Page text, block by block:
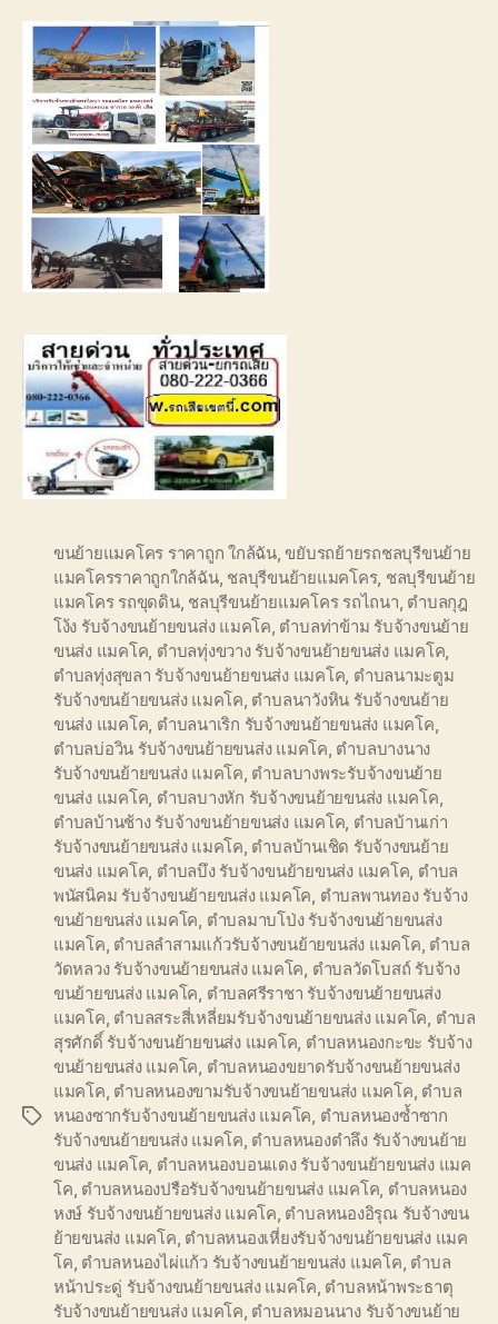
Tags
ขนย้ายแมคโคร ราคาถูก ใกล้ฉัน,ขยับรถย้ายรถชลบุรีขนย้าย
แมคโครราคาถูกใกล้ฉัน, ชลบุรีขนย้ายแมคโคร, ชลบุรีขนย้าย
แมคโคร รถขุดดิน, ชลบุรีขนย้ายแมคโคร รถไถนา, ตำบลกุฎ
โง้ง รับจ้างขนย้ายขนส่ง แมคโค, ตำบลท่าข้าม รับจ้างขนย้าย
ขนส่ง แมคโค, ตำบลทุ่งขวาง รับจ้างขนย้ายขนส่ง แมคโค,
ตำบลทุ่งสุขลา รับจ้างขนย้ายขนส่ง แมคโค, ตำบลนามะตูม
รับจ้างขนย้ายขนส่ง แมคโค, ตำบลนาวังหิน รับจ้างขนย้าย
ขนส่ง แมคโค, ตำบลนาเริก รับจ้างขนย้ายขนส่ง แมคโค,
ตำบลบ่อวิน รับจ้างขนย้ายขนส่ง แมคโค, ตำบลบางนาง
รับจ้างขนย้ายขนส่ง แมคโค, ตำบลบางพระรับจ้างขนย้าย
ขนส่ง แมคโค, ตำบลบางหัก รับจ้างขนย้ายขนส่ง แมคโค,
ตำบลบ้านช้าง รับจ้างขนย้ายขนส่ง แมคโค, ตำบลบ้านเก่า
รับจ้างขนย้ายขนส่ง แมคโค, ตำบลบ้านเชิด รับจ้างขนย้าย
ขนส่ง แมคโค, ตำบลบึง รับจ้างขนย้ายขนส่ง แมคโค, ตำบล
พนัสนิคม รับจ้างขนย้ายขนส่ง แมคโค, ตำบลพานทอง รับจ้าง
ขนย้ายขนส่ง แมคโค, ตำบลมาบโป่ง รับจ้างขนย้ายขนส่ง
แมคโค, ตำบลลำสามแก้วรับจ้างขนย้ายขนส่ง แมคโค, ตำบล
วัดหลวง รับจ้างขนย้ายขนส่ง แมคโค, ตำบลวัดโบสถ์ รับจ้าง
ขนย้ายขนส่ง แมคโค, ตำบลศรีราชา รับจ้างขนย้ายขนส่ง
แมคโค, ตำบลสระสี่เหลี่ยมรับจ้างขนย้ายขนส่ง แมคโค, ตำบล
สุรศักดิ์ รับจ้างขนย้ายขนส่ง แมคโค, ตำบลหนองกะขะ รับจ้าง
ขนย้ายขนส่ง แมคโค, ตำบลหนองขยาดรับจ้างขนย้ายขนส่ง
แมคโค, ตำบลหนองขามรับจ้างขนย้ายขนส่ง แมคโค, ตำบล
หนองซากรับจ้างขนย้ายขนส่ง แมคโค, ตำบลหนองซ้ำซาก
รับจ้างขนย้ายขนส่ง แมคโค, ตำบลหนองตำลึง รับจ้างขนย้าย
ขนส่ง แมคโค, ตำบลหนองบอนแดง รับจ้างขนย้ายขนส่ง แมค
โค, ตำบลหนองปรือรับจ้างขนย้ายขนส่ง แมคโค, ตำบลหนอง
หงษ์ รับจ้างขนย้ายขนส่ง แมคโค, ตำบลหนองอิรุณ รับจ้างขน
ย้ายขนส่ง แมคโค, ตำบลหนองเหี่ยงรับจ้างขนย้ายขนส่ง แมค
โค, ตำบลหนองไผ่แก้ว รับจ้างขนย้ายขนส่ง แมคโค, ตำบล
หน้าประดู่ รับจ้างขนย้ายขนส่ง แมคโค, ตำบลหน้าพระธาตุ
รับจ้างขนย้ายขนส่ง แมคโค, ตำบลหมอนนาง รับจ้างขนย้าย